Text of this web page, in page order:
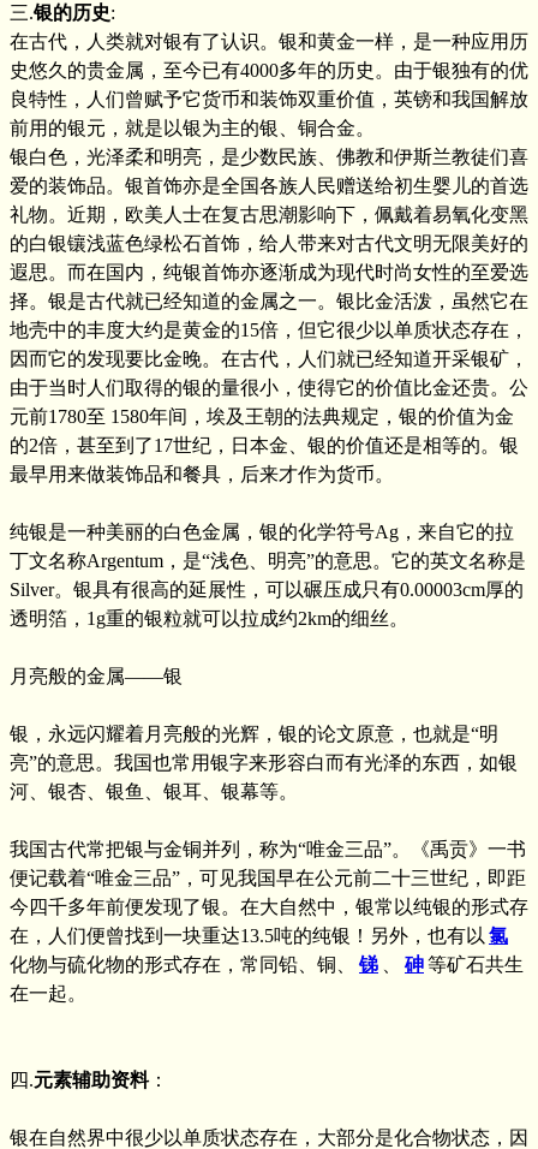
三.银的历史:
在古代，人类就对银有了认识。银和黄金一样，是一种应用历
史悠久的贵金属，至今已有4000多年的历史。由于银独有的优
良特性，人们曾赋予它货币和装饰双重价值，英镑和我国解放
前用的银元，就是以银为主的银、铜合金。
银白色，光泽柔和明亮，是少数民族、佛教和伊斯兰教徒们喜
爱的装饰品。银首饰亦是全国各族人民赠送给初生婴儿的首选
礼物。近期，欧美人士在复古思潮影响下，佩戴着易氧化变黑
的白银镶浅蓝色绿松石首饰，给人带来对古代文明无限美好的
遐思。而在国内，纯银首饰亦逐渐成为现代时尚女性的至爱选
择。银是古代就已经知道的金属之一。银比金活泼，虽然它在
地壳中的丰度大约是黄金的15倍，但它很少以单质状态存在，
因而它的发现要比金晚。在古代，人们就已经知道开采银矿，
由于当时人们取得的银的量很小，使得它的价值比金还贵。公
元前1780至 1580年间，埃及王朝的法典规定，银的价值为金
的2倍，甚至到了17世纪，日本金、银的价值还是相等的。银
最早用来做装饰品和餐具，后来才作为货币。
纯银是一种美丽的白色金属，银的化学符号Ag，来自它的拉
丁文名称Argentum，是“浅色、明亮”的意思。它的英文名称是
Silver。银具有很高的延展性，可以碾压成只有0.00003cm厚的
透明箔，1g重的银粒就可以拉成约2km的细丝。
月亮般的金属——银
银，永远闪耀着月亮般的光辉，银的论文原意，也就是“明
亮”的意思。我国也常用银字来形容白而有光泽的东西，如银
河、银杏、银鱼、银耳、银幕等。
我国古代常把银与金铜并列，称为“唯金三品”。《禹贡》一书
便记载着“唯金三品”，可见我国早在公元前二十三世纪，即距
今四千多年前便发现了银。在大自然中，银常以纯银的形式存
在，人们便曾找到一块重达13.5吨的纯银！另外，也有以 氯
化物与硫化物的形式存在，常同铅、铜、
锑 砷等矿石共生
在一起。
四.元素辅助资料：
银在自然界中很少以单质状态存在，大部分是化合物状态，因